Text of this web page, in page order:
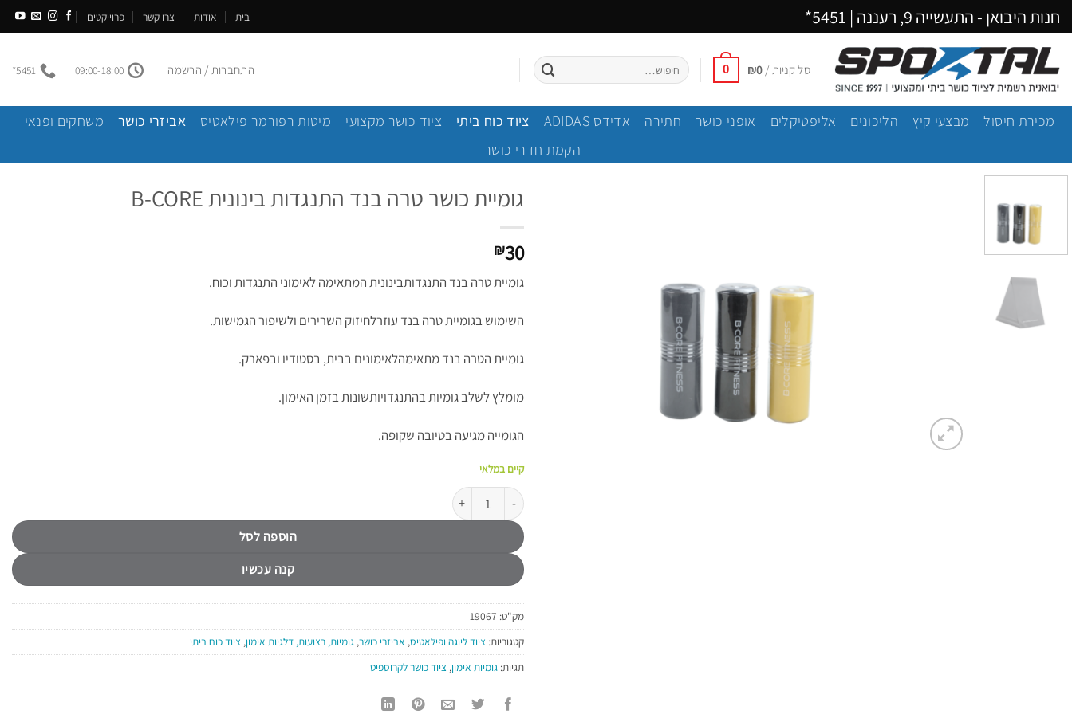
Skip
to
content
חנות היבואן - התעשייה 9, רעננה | 5451* בית אודות צרו קשר פרוייקטים
סל קניות / ₪0
0
חיפוש
עבור:
התחברות / הרשמה 09:00-18:00
5451*
מכירת חיסול מבצעי קיץ הליכונים אליפטיקלים אופני כושר חתירה אדידס ADIDAS ציוד כוח ביתי ציוד כושר מקצועי מיטות רפורמר פילאטיס אביזרי כושר
משחקים ופנאי
הקמת חדרי כושר
גומיית כושר טרה בנד התנגדות בינונית B-CORE
₪30
גומיית טרה בנד התנגדותבינונית המתאימה לאימוני התנגדות וכוח.
השימוש בגומיית טרה בנד עוזרלחיזוק השרירים ולשיפור הגמישות.
גומיית הטרה בנד מתאימהלאימונים בבית, בסטודיו ובפארק.
מומלץ לשלב גומיות בהתנגדויותשונות בזמן האימון.
הגומייה מגיעה בטיובה שקופה.
קיים במלאי
כמות של גומיית כושר טרה בנד התנגדות בינונית B-CORE
הוספה לסל
קנה עכשיו
מק"ט: 19067
קטגוריות: ציוד ליוגה ופילאטיס, אביזרי כושר, גומיות, רצועות, דלגיות אימון, ציוד כוח ביתי
תגיות: גומיות אימון, ציוד כושר לקרוספיט